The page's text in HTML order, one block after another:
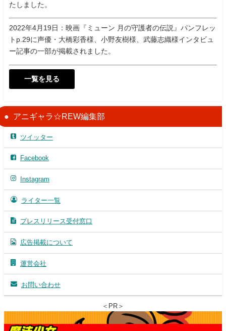
たしました。
2022年4月19日：映画『ミューン 月の守護者の伝説』パンフレッ
トp.29に声優・大橋彩香様、小野友樹様、武藤志織様インタビュ
ー記事の一部が掲載されました。
一覧を見る
アニギャラ☆REW編集部
ツイッター
Facebook
Instagram
ライター一覧
プレスリリース受付窓口
広告掲載について
運営会社
お問い合わせ
＜PR＞